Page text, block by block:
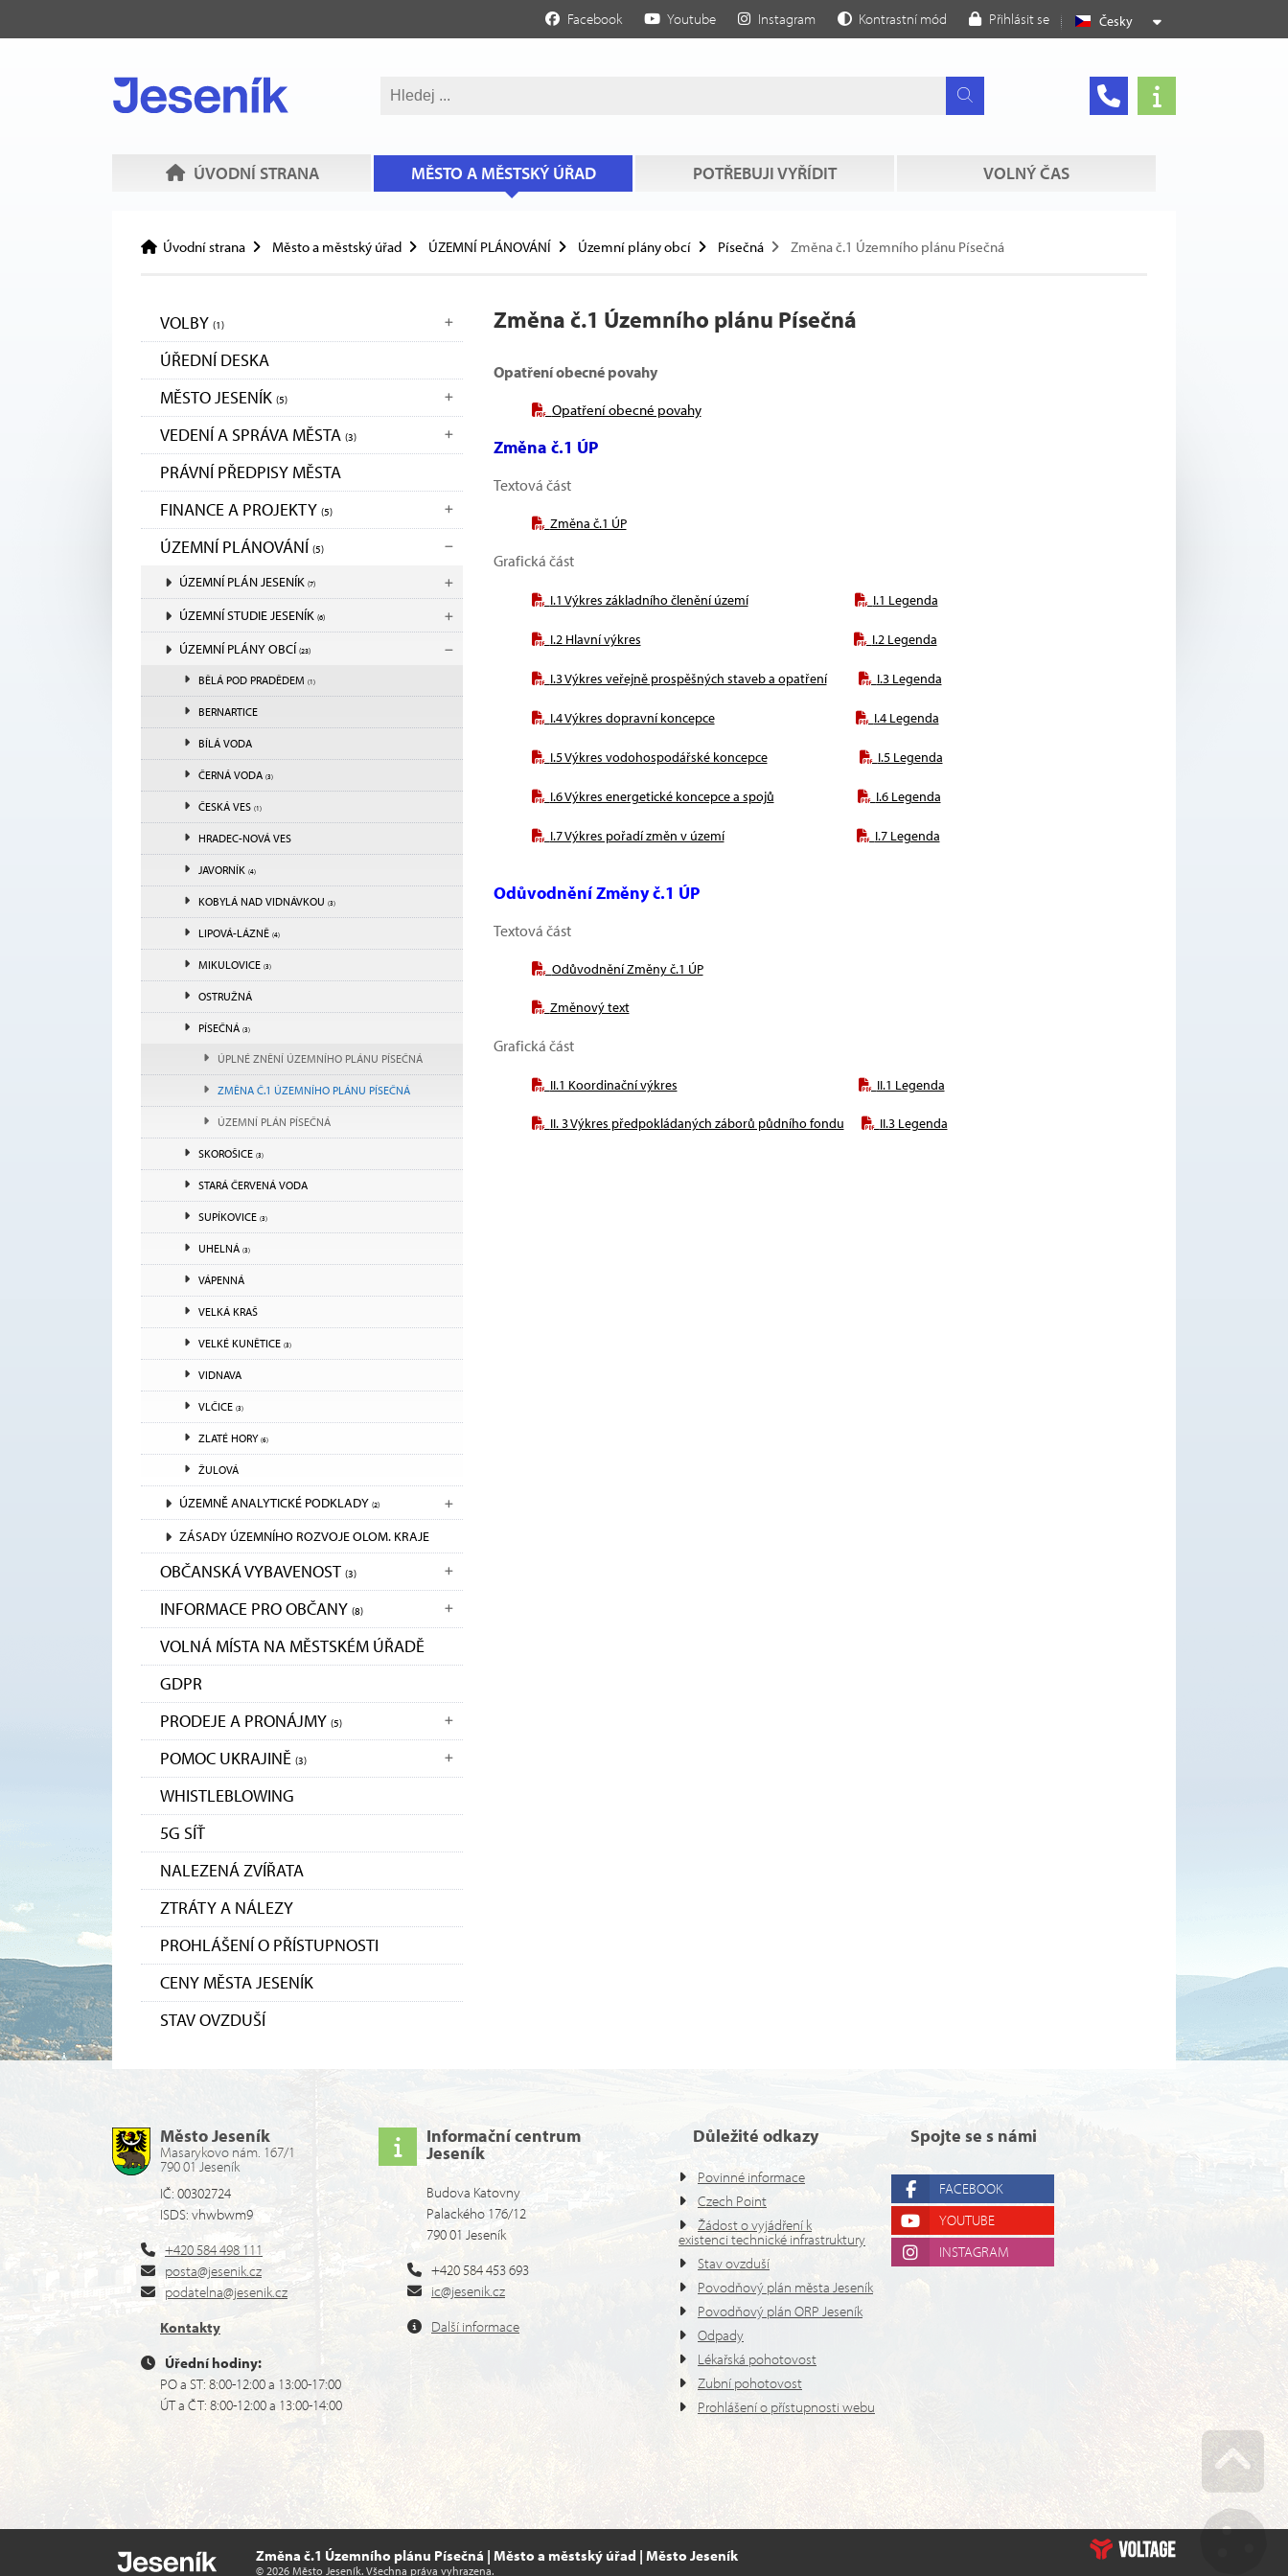
Česky
Facebook Youtube Instagram Kontrastní mód Přihlásit se
ÚVODNÍ STRANA MĚSTO A MĚSTSKÝ ÚŘAD POTŘEBUJI VYŘÍDIT VOLNÝ ČAS
Úvodní strana Město a městský úřad ÚZEMNÍ PLÁNOVÁNÍ Územní plány obcí Písečná Změna č.1 Územního plánu Písečná
VOLBY (1)
ÚŘEDNÍ DESKA
MĚSTO JESENÍK (5)
VEDENÍ A SPRÁVA MĚSTA (3)
PRÁVNÍ PŘEDPISY MĚSTA
FINANCE A PROJEKTY (5)
ÚZEMNÍ PLÁNOVÁNÍ (5)
ÚZEMNÍ PLÁN JESENÍK (7)
ÚZEMNÍ STUDIE JESENÍK (6)
ÚZEMNÍ PLÁNY OBCÍ(23)
BĚLÁ POD PRADĚDEM (1)
BERNARTICE
BÍLÁ VODA
ČERNÁ VODA (3)
ČESKÁ VES (1)
HRADEC-NOVÁ VES
JAVORNÍK (4)
KOBYLÁ NAD VIDNÁVKOU (3)
LIPOVÁ-LÁZNĚ (4)
MIKULOVICE (3)
OSTRUŽNÁ
PÍSEČNÁ (3)
ÚPLNÉ ZNĚNÍ ÚZEMNÍHO PLÁNU PÍSEČNÁ
ZMĚNA Č.1 ÚZEMNÍHO PLÁNU PÍSEČNÁ
ÚZEMNÍ PLÁN PÍSEČNÁ
SKOROŠICE (3)
STARÁ ČERVENÁ VODA
SUPÍKOVICE (3)
UHELNÁ (3)
VÁPENNÁ
VELKÁ KRAŠ
VELKÉ KUNĚTICE (3)
VIDNAVA
VLČICE (3)
ZLATÉ HORY (6)
ŽULOVÁ
ÚZEMNĚ ANALYTICKÉ PODKLADY (2)
ZÁSADY ÚZEMNÍHO ROZVOJE OLOM. KRAJE
OBČANSKÁ VYBAVENOST (3)
INFORMACE PRO OBČANY (8)
VOLNÁ MÍSTA NA MĚSTSKÉM ÚŘADĚ
GDPR
PRODEJE A PRONÁJMY (5)
POMOC UKRAJINĚ (3)
WHISTLEBLOWING
5G SÍŤ
NALEZENÁ ZVÍŘATA
ZTRÁTY A NÁLEZY
PROHLÁŠENÍ O PŘÍSTUPNOSTI
CENY MĚSTA JESENÍK
STAV OVZDUŠÍ
Změna č.1 Územního plánu Písečná
Opatření obecné povahy
Opatření obecné povahy
Změna č.1 ÚP
Textová část
Změna č.1 ÚP
Grafická část
I.1 Výkres základního členění území I.1 Legenda
I.2 Hlavní výkres I.2 Legenda
I.3 Výkres veřejně prospěšných staveb a opatření I.3 Legenda
I.4 Výkres dopravní koncepce I.4 Legenda
I.5 Výkres vodohospodářské koncepce I.5 Legenda
I.6 Výkres energetické koncepce a spojů I.6 Legenda
I.7 Výkres pořadí změn v území I.7 Legenda
Odůvodnění Změny č.1 ÚP
Textová část
Odůvodnění Změny č.1 ÚP
Změnový text
Grafická část
II.1 Koordinační výkres II.1 Legenda
II. 3 Výkres předpokládaných záborů půdního fondu II.3 Legenda
Město Jeseník
Masarykovo nám. 167/1
790 01 Jeseník
IČ: 00302724
ISDS: vhwbwm9
+420 584 498 111
posta@jesenik.cz
podatelna@jesenik.cz
Kontakty
Úřední hodiny:
PO a ST: 8:00-12:00 a 13:00-17:00
ÚT a ČT: 8:00-12:00 a 13:00-14:00
Informační centrum
Jeseník
Budova Katovny
Palackého 176/12
790 01 Jeseník
+420 584 453 693
ic@jesenik.cz
Další informace
Důležité odkazy
Povinné informace
Czech Point
Žádost o vyjádření k
existenci technické infrastruktury
Stav ovzduší
Povodňový plán města Jeseník
Povodňový plán ORP Jeseník
Odpady
Lékařská pohotovost
Zubní pohotovost
Prohlášení o přístupnosti webu
Spojte se s námi
FACEBOOK
YOUTUBE
INSTAGRAM
Změna č.1 Územního plánu Písečná | Město a městský úřad | Město Jeseník
© 2026 Město Jeseník. Všechna práva vyhrazena.
Go